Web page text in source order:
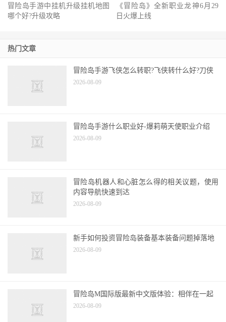
冒险岛手游中挂机升级挂机地图
哪个好?升级攻略
《冒险岛》全新职业龙神6月29
日火爆上线
热门文章
冒险岛手游飞侠怎么转职?飞侠转什么好?刀侠
2026-08-09
冒险岛手游什么职业好-爆莉萌天使职业介绍
2026-08-09
冒险岛机器人和心脏怎么得的相关议题，使用
内容导航快速到达
2026-08-09
新手如何投资冒险岛装备基本装备问题掉落地
2026-08-09
冒险岛M国际版最新中文版体验：相伴在一起
2026-08-09